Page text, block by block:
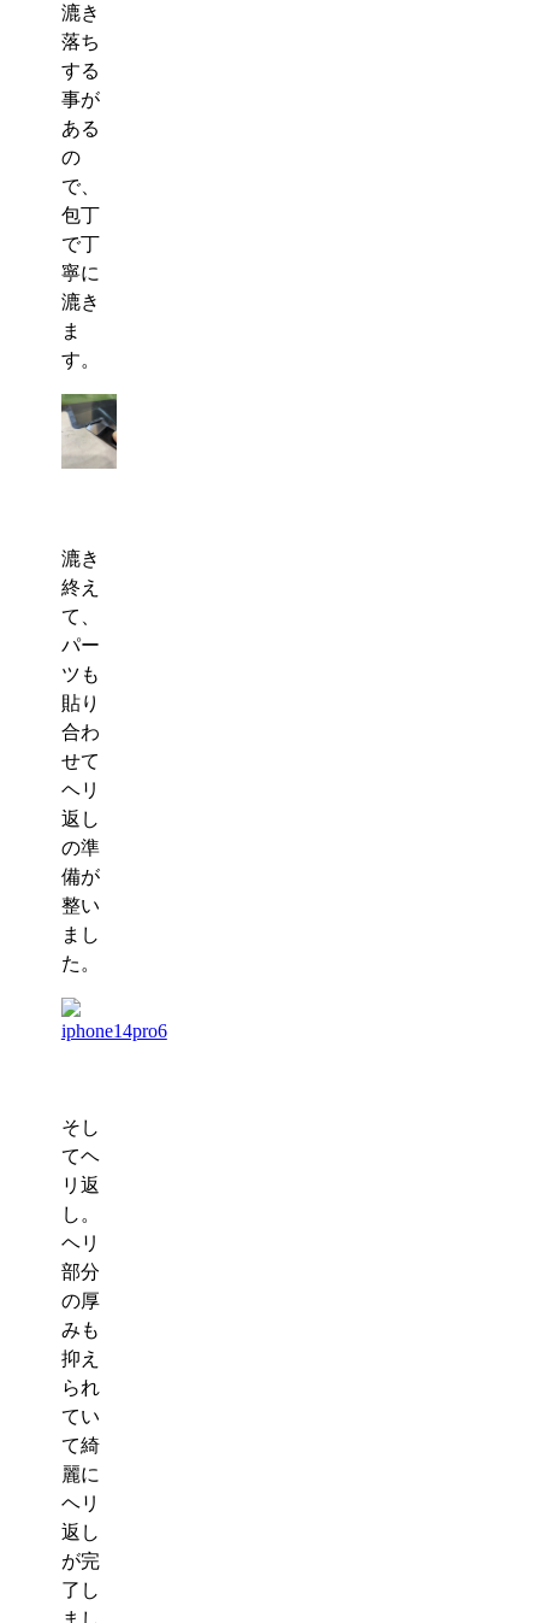
漉き
落ち
する
事が
ある
の
で、
包丁
で丁
寧に
漉き
ま
す。
漉き
終え
て、
パー
ツも
貼り
合わ
せて
ヘリ
返し
の準
備が
整い
まし
た。
そし
てヘ
リ返
し。
ヘリ
部分
の厚
みも
抑え
られ
てい
て綺
麗に
ヘリ
返し
が完
了し
まし